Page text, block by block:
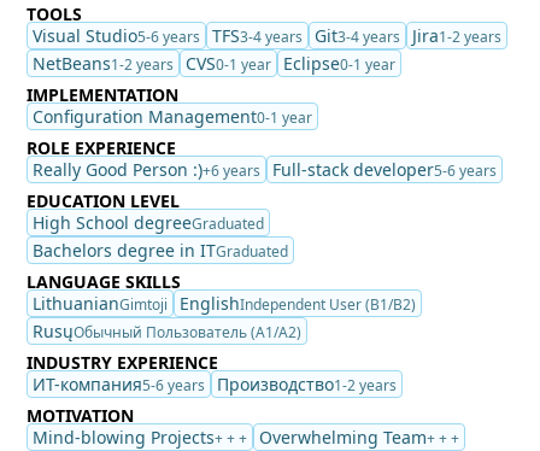
TOOLS
Visual Studio5-6 years TFS3-4 years Git3-4 years Jira1-2 years
NetBeans1-2 years CVS0-1 year Eclipse0-1 year
IMPLEMENTATION
Configuration Management0-1 year
ROLE EXPERIENCE
Really Good Person :)+6 years Full-stack developer5-6 years
EDUCATION LEVEL
High School degreeGraduated
Bachelors degree in ITGraduated
LANGUAGE SKILLS
LithuanianGimtoji EnglishIndependent User (B1/B2)
RusųОбычный Пользователь (A1/A2)
INDUSTRY EXPERIENCE
ИТ-компания5-6 years Производство1-2 years
MOTIVATION
Mind-blowing Projects+ + + Overwhelming Team+ + +